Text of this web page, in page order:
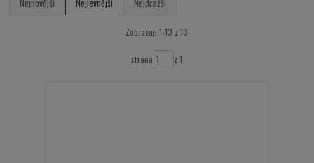
Zobrazuji 1-13 z 13
strana z 1